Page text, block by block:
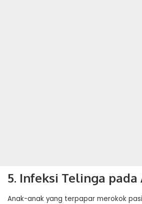
5. Infeksi Telinga pada
Anak-anak yang terpapar merokok